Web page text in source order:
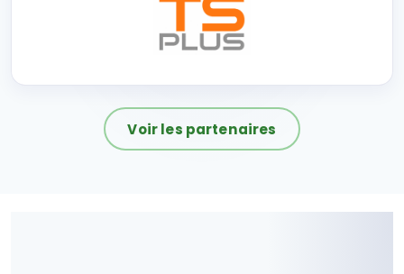
Voir les partenaires